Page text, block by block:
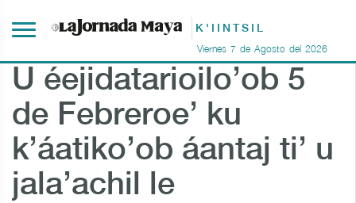
K'IINTSIL
Viernes 7 de Agosto del 2026
U éejidatarioilo’ob 5
de Febreroe’ ku
k’áatiko’ob áantaj ti’ u
jala’achil le